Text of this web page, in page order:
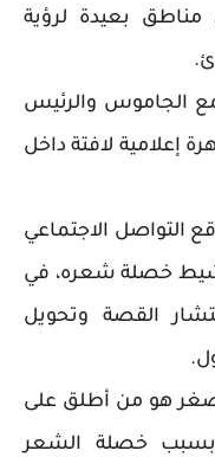
مناطق بعيدة لرؤية
الجاموس والرئيس
إعلامية لافتة داخل
التواصل الاجتماعي
خصلة شعره، في
القصة وتحويل
هو من أطلق على
بسبب خصلة الشعر